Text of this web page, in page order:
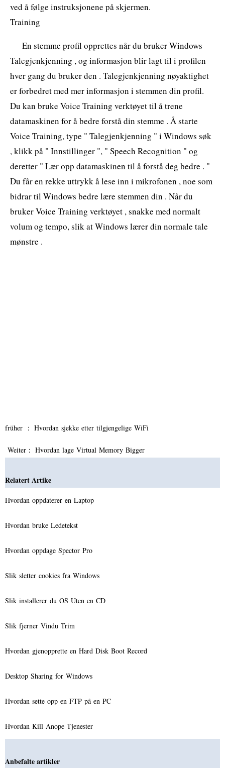
ved å følge instruksjonene på skjermen.
Training
En stemme profil opprettes når du bruker Windows
Talegjenkjenning , og informasjon blir lagt til i profilen
hver gang du bruker den . Talegjenkjenning nøyaktighet
er forbedret med mer informasjon i stemmen din profil.
Du kan bruke Voice Training verktøyet til å trene
datamaskinen for å bedre forstå din stemme . Å starte
Voice Training, type " Talegjenkjenning " i Windows søk
, klikk på " Innstillinger ", " Speech Recognition " og
deretter " Lær opp datamaskinen til å forstå deg bedre . "
Du får en rekke uttrykk å lese inn i mikrofonen , noe som
bidrar til Windows bedre lære stemmen din . Når du
bruker Voice Training verktøyet , snakke med normalt
volum og tempo, slik at Windows lærer din normale tale
mønstre .
früher ： Hvordan sjekke etter tilgjengelige WiFi
Weiter： Hvordan lage Virtual Memory Bigger
Relatert Artike
Hvordan oppdaterer en Laptop
Hvordan bruke Ledetekst
Hvordan oppdage Spector Pro
Slik sletter cookies fra Windows
Slik installerer du OS Uten en CD
Slik fjerner Vindu Trim
Hvordan gjenopprette en Hard Disk Boot Record
Desktop Sharing for Windows
Hvordan sette opp en FTP på en PC
Hvordan Kill Anope Tjenester
Anbefalte artikler